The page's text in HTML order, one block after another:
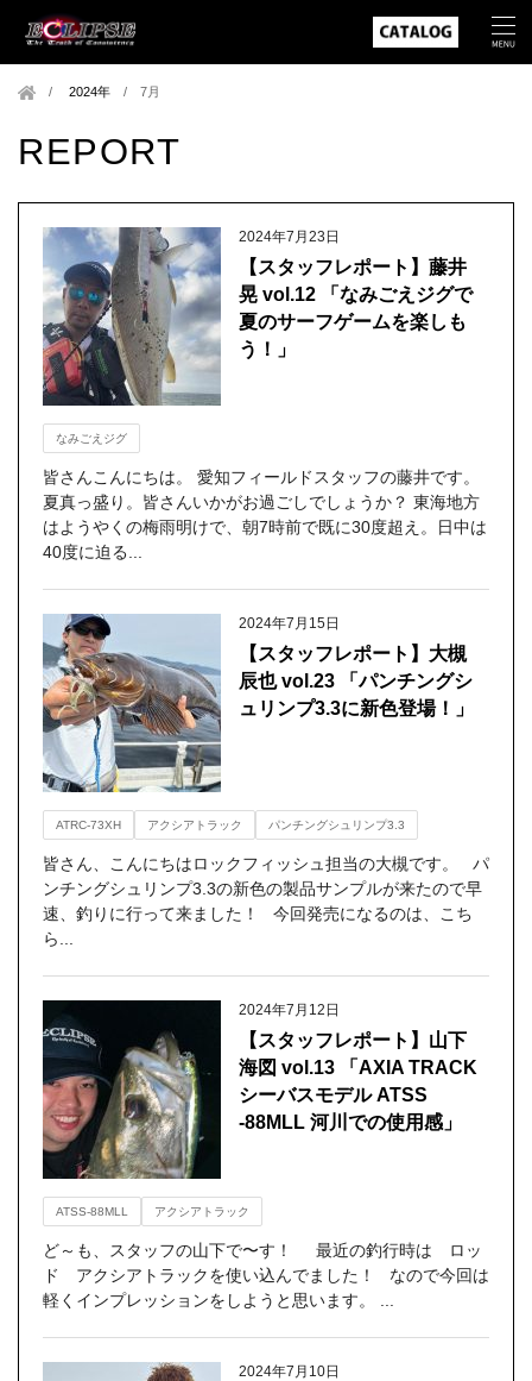
2024年 /7月
REPORT
2024年7月23日
【スタッフレポート】藤井
晃 vol.12 「なみごえジグで
夏のサーフゲームを楽しも
う！」
なみごえジグ
皆さんこんにちは。 愛知フィールドスタッフの藤井です。
夏真っ盛り。皆さんいかがお過ごしでしょうか？ 東海地方
はようやくの梅雨明けで、朝7時前で既に30度超え。日中は
40度に迫る...
2024年7月15日
【スタッフレポート】大槻
辰也 vol.23 「パンチングシ
ュリンプ3.3に新色登場！」
ATRC-73XH アクシアトラック パンチングシュリンプ3.3
皆さん、こんにちはロックフィッシュ担当の大槻です。 パ
ンチングシュリンプ3.3の新色の製品サンプルが来たので早
速、釣りに行って来ました！ 今回発売になるのは、こち
ら...
2024年7月12日
【スタッフレポート】山下
海図 vol.13 「AXIA TRACK
シーバスモデル ATSS
-88MLL 河川での使用感」
ATSS-88MLL アクシアトラック
ど～も、スタッフの山下で〜す！ 最近の釣行時は ロッ
ド アクシアトラックを使い込んでました！ なので今回は
軽くインプレッションをしようと思います。 ...
2024年7月10日